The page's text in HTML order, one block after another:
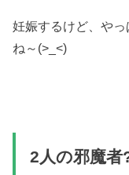
妊娠するけど、や
ね～(>_<)
2人の邪魔者